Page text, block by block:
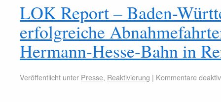
LOK Report – Baden-
erfolgreiche
Hermann-Hesse-Bahn in
Veröffentlicht unter Presse, Reaktivierung | Kommentare